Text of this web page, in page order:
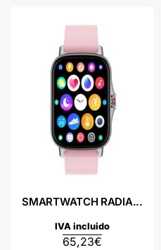
SMARTWATCH RADIA...
65,23€
IVA incluido